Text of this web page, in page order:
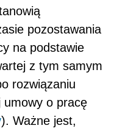
pozostawania
na podstawie
z tym samym
rozwiązaniu
umowy o pracę
). Ważne jest,